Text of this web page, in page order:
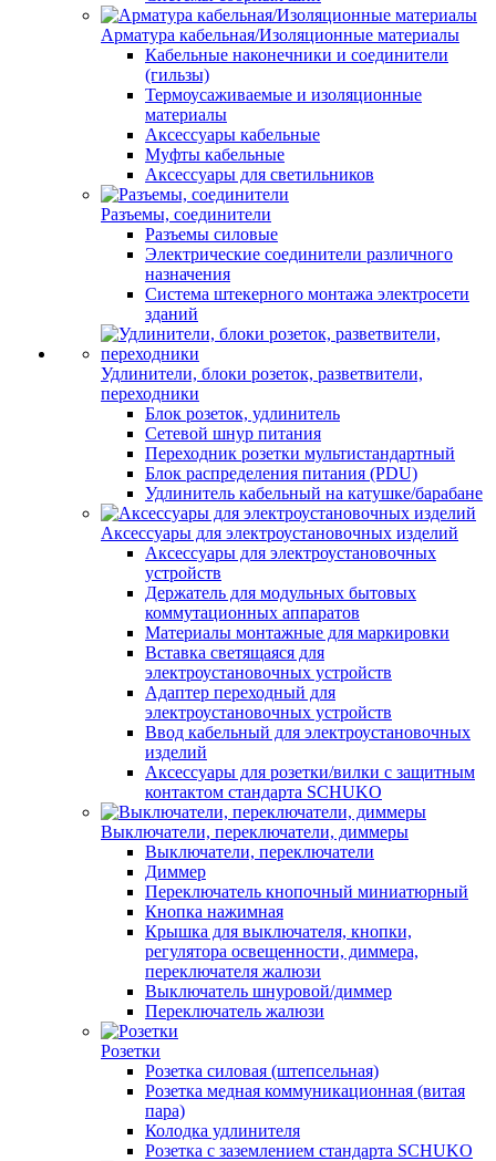
Арматура кабельная/Изоляционные материалы
Кабельные наконечники и соединители
(гильзы)
Термоусаживаемые и изоляционные
материалы
Аксессуары кабельные
Муфты кабельные
Аксессуары для светильников
Разъемы, соединители
Разъемы силовые
Электрические соединители различного
назначения
Система штекерного монтажа электросети
зданий
Удлинители, блоки розеток, разветвители,
переходники
Блок розеток, удлинитель
Сетевой шнур питания
Переходник розетки мультистандартный
Блок распределения питания (PDU)
Удлинитель кабельный на катушке/барабане
Аксессуары для электроустановочных изделий
Аксессуары для электроустановочных
устройств
Держатель для модульных бытовых
коммутационных аппаратов
Материалы монтажные для маркировки
Вставка светящаяся для
электроустановочных устройств
Адаптер переходный для
электроустановочных устройств
Ввод кабельный для электроустановочных
изделий
Аксессуары для розетки/вилки с защитным
контактом стандарта SCHUKO
Выключатели, переключатели, диммеры
Выключатели, переключатели
Диммер
Переключатель кнопочный миниатюрный
Кнопка нажимная
Крышка для выключателя, кнопки,
регулятора освещенности, диммера,
переключателя жалюзи
Выключатель шнуровой/диммер
Переключатель жалюзи
Розетки
Розетка силовая (штепсельная)
Розетка медная коммуникационная (витая
пара)
Колодка удлинителя
Розетка с заземлением стандарта SCHUKO